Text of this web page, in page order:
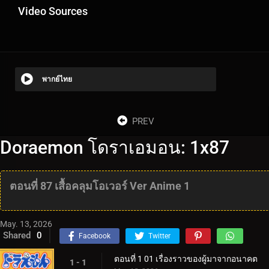
Video Sources
พากย์ไทย
PREV
Doraemon โดราเอมอน: 1x87
ตอนที่ 87 เสื้อคลุมโอเวอร์ Ver Anime 1
May. 13, 2026
Shared 0 Facebook Twitter
1 - 1 ตอนที่ 1 01 เรื่องราวของผู้มาจากอนาคต